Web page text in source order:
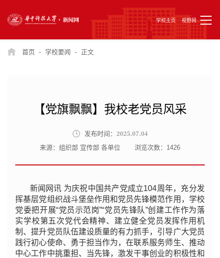
学校主页 视野网
首页 - 学校要闻 - 正文
【党旗飘飘】我校老党员风采
发布时间： 2025.07.04
来源：组织部 宣传部 各单位 浏览次数： 1426
新闻网讯 为庆祝中国共产党成立104周年，充分发
挥基层党组织战斗堡垒作用和党员先锋模范作用，学校
党委把开展“党员示范岗”“党员先锋队”创建工作作为落
实学校第五次党代会精神、建立健全党员发挥作用机
制、提升党员队伍建设质量的有力抓手，引导广大党员
践行初心使命、勇于担当作为，在联系服务师生、推动
中心工作中挑重担、当先锋，激发干事创业的积极性和